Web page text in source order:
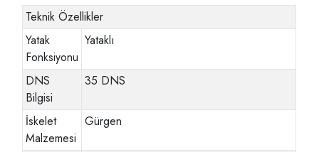
Teknik Özellikler
Yatak
Fonksiyonu
Yataklı
DNS
Bilgisi
35 DNS
İskelet
Malzemesi
Gürgen